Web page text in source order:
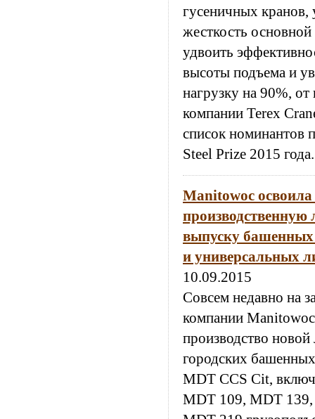
гусеничных кранов,
жесткость основной
удвоить
высоты подъема и
нагрузку на 90%,
компании Terex
список номинантов
Steel Prize 2015 года.
Manitowoc
выпуску
и универсальных
10.09.2015
Совсем недавно на
компании
производство новой
городских
MDT CCS Cit,
MDT 109, MDT